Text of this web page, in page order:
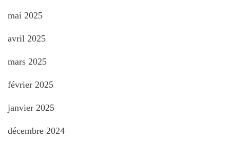
mai 2025
avril 2025
mars 2025
février 2025
janvier 2025
décembre 2024